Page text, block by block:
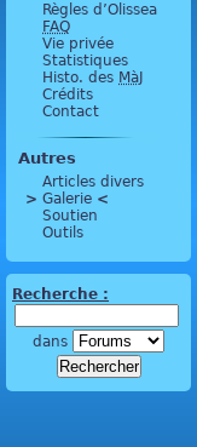
Règles d’Olissea
FAQ
Vie privée
Statistiques
Histo. des MàJ
Crédits
Contact
Autres
Articles divers
> Galerie <
Soutien
Outils
Recherche :
dans